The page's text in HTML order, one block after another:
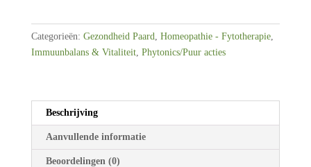
Categorieën: Gezondheid Paard Homeopathie - Fytotherapie,
Immuunbalans & Vitaliteit, Phytonics/Puur acties
Beschrijving
Aanvullende informatie
Beoordelingen (0)